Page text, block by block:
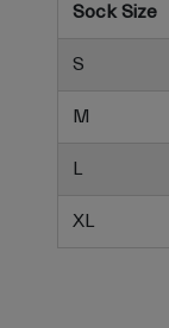
Sock Size
S
M
L
XL